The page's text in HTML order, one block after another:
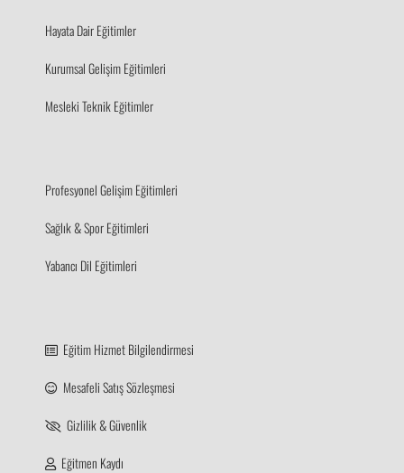
Hayata Dair Eğitimler
Kurumsal Gelişim Eğitimleri
Mesleki Teknik Eğitimler
Profesyonel Gelişim Eğitimleri
Sağlık & Spor Eğitimleri
Yabancı Dil Eğitimleri
Eğitim Hizmet Bilgilendirmesi
Mesafeli Satış Sözleşmesi
Gizlilik & Güvenlik
Eğitmen Kaydı